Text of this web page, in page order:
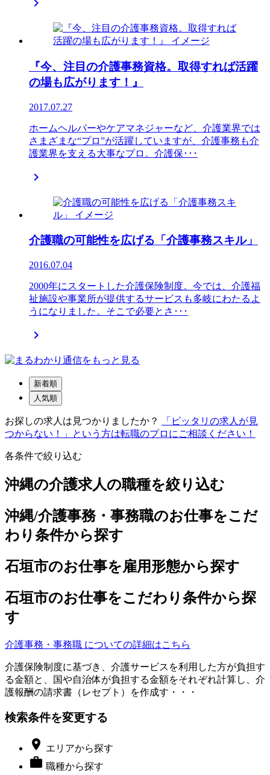

『今、注目の介護事務資格。取得すれば活躍
の場も広がります！』
2017.07.27
ホームヘルパーやケアマネジャーなど、介護業界では
さまざまな“プロ”が活躍していますが、介護事務も介
護業界を支える大事なプロ。介護保･･･

介護職の可能性を広げる「介護事務スキル」
2016.07.04
2000年にスタートした介護保険制度。今では、介護福
祉施設や事業所が提供するサービスも多岐にわたるよ
うになりました。そこで必要とさ･･･

新着順
人気順
お探しの求人は見つかりましたか？
「ピッタリの求人が見
つからない！」という方は転職のプロにご相談ください！
各条件で絞り込む
沖縄の介護求人の職種を絞り込む
沖縄/介護事務・事務職のお仕事をこだ
わり条件から探す
石垣市のお仕事を雇用形態から探す
石垣市のお仕事をこだわり条件から探
す
介護事務・事務職 についての詳細はこちら
介護保険制度に基づき、介護サービスを利用した方が負担す
る金額と、国や自治体が負担する金額をそれぞれ計算し、介
護報酬の請求書（レセプト）を作成す・・・
検索条件を変更する
 エリアから探す
 職種から探す